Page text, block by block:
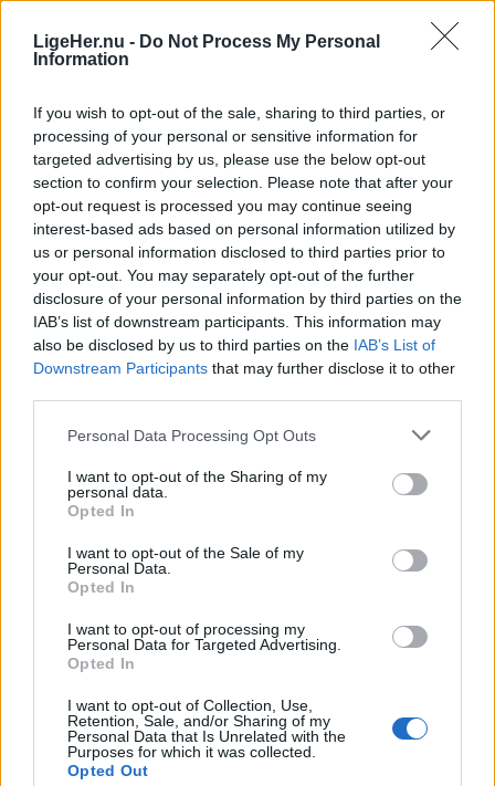
LigeHer.nu - Do Not Process My Personal
Information
If you wish to opt-out of the sale, sharing to third parties, or
processing of your personal or sensitive information for
targeted advertising by us, please use the below opt-out
section to confirm your selection. Please note that after your
opt-out request is processed you may continue seeing
interest-based ads based on personal information utilized by
us or personal information disclosed to third parties prior to
your opt-out. You may separately opt-out of the further
disclosure of your personal information by third parties on the
IAB’s list of downstream participants. This information may
also be disclosed by us to third parties on the IAB’s List of
Downstream Participants that may further disclose it to other
Personal Data Processing Opt Outs
I want to opt-out of the Sharing of my
personal data.
Opted In
I want to opt-out of the Sale of my
Personal Data.
Opted In
I want to opt-out of processing my
Personal Data for Targeted Advertising.
Opted In
I want to opt-out of Collection, Use,
Retention, Sale, and/or Sharing of my
Personal Data that Is Unrelated with the
Purposes for which it was collected.
Opted Out
Besøgende kan også møde Caroline og Jeanette
fra podcasten ’Ret og Vrang’ samt fåreavler
Thomas Pilgård, der viser uld fra nogle af sine
omkring 800 får.
For både nye og erfarne
Der bliver rig mulighed for selv at være aktiv.
Hannegrethe Marcussen viser, hvordan
garnrester kan få nyt liv i kreative projekter, mens
Karen og hendes spindevenner inviterer indenfor i
garnets verden, hvor deltagerne kan prøve
Hos Vendsyssel Husflid kan man blandt andet
lære tunesisk hækling og få fif til at strikke glatstrik
Har man et projekt, der driller, eller har man blot
lyst til en kop kaffe og en snak med andre
strikkeentusiaster, er der også mulighed for det i
Som afslutning på dagen bliver der bankospil med
Garnhulen.
LØNSTRUP: Den gamle Vennebjerg Mølle er et af
kendetegnene ved Lønstrup. Men møllen er meget
mere end et smukt vartegn. Den er en af de få
historiske møller i Danmark, som stadig er fuldt
funktionsdygtig, og i sensommeren kan
besøgende opleve den i drift, når de frivillige
holder åbent hus.
Bag møllen står foreningen Vennebjerg Mølles
Venner, hvor 14 frivillige året rundt passer,
klar til at dreje med vinden.
Del artikel
Kategorier
Events
Aktuelt
Mennesker